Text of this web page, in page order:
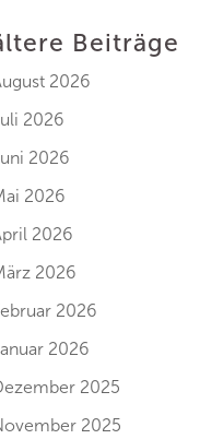
Beiträge
2026
2026
2026
2026
2026
2026
2026
2026
2025
2025